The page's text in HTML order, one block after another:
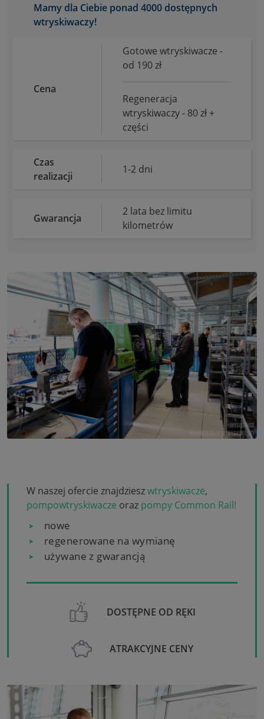
Mamy dla Ciebie ponad 4000 dostępnych
wtryskiwaczy!
Cena
Gotowe wtryskiwacze -
od 190 zł
Regeneracja
wtryskiwaczy - 80 zł +
części
Czas
realizacji
1-2 dni
Gwarancja
2 lata bez limitu
kilometrów
W naszej ofercie znajdzieszwtryskiwacze,
pompowtryskiwacze oraz pompy Common Rail!
nowe
regenerowane na wymianę
używane z gwarancją
DOSTĘPNE OD RĘKI
ATRAKCYJNE CENY